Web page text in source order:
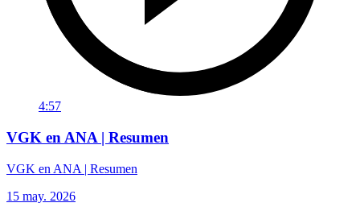
4:57
VGK en ANA | Resumen
VGK en ANA | Resumen
15 may. 2026